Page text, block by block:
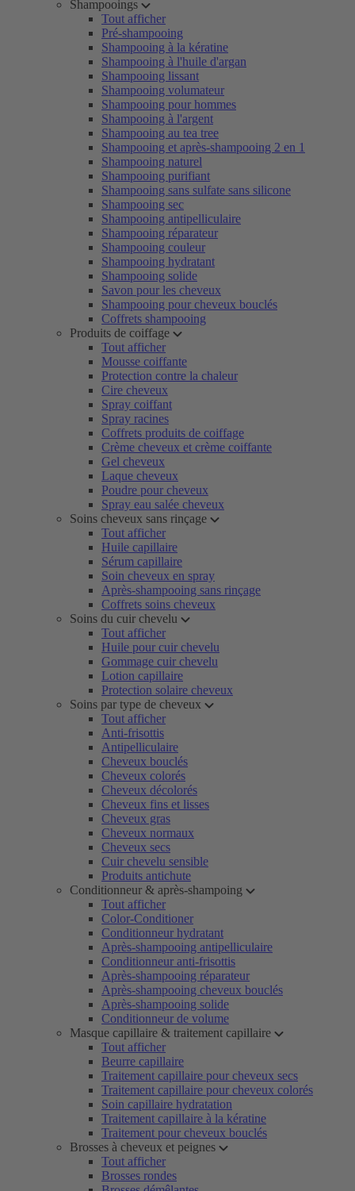
Shampooings
Tout afficher
Pré-shampooing
Shampooing à la kératine
Shampooing à l'huile d'argan
Shampooing lissant
Shampooing volumateur
Shampooing pour hommes
Shampooing à l'argent
Shampooing au tea tree
Shampooing et après-shampooing 2 en 1
Shampooing naturel
Shampooing purifiant
Shampooing sans sulfate sans silicone
Shampooing sec
Shampooing antipelliculaire
Shampooing réparateur
Shampooing couleur
Shampooing hydratant
Shampooing solide
Savon pour les cheveux
Shampooing pour cheveux bouclés
Coffrets shampooing
Produits de coiffage
Tout afficher
Mousse coiffante
Protection contre la chaleur
Cire cheveux
Spray coiffant
Spray racines
Coffrets produits de coiffage
Crème cheveux et crème coiffante
Gel cheveux
Laque cheveux
Poudre pour cheveux
Spray eau salée cheveux
Soins cheveux sans rinçage
Tout afficher
Huile capillaire
Sérum capillaire
Soin cheveux en spray
Après-shampooing sans rinçage
Coffrets soins cheveux
Soins du cuir chevelu
Tout afficher
Huile pour cuir chevelu
Gommage cuir chevelu
Lotion capillaire
Protection solaire cheveux
Soins par type de cheveux
Tout afficher
Anti-frisottis
Antipelliculaire
Cheveux bouclés
Cheveux colorés
Cheveux décolorés
Cheveux fins et lisses
Cheveux gras
Cheveux normaux
Cheveux secs
Cuir chevelu sensible
Produits antichute
Conditionneur & après-shampoing
Tout afficher
Color-Conditioner
Conditionneur hydratant
Après-shampooing antipelliculaire
Conditionneur anti-frisottis
Après-shampooing réparateur
Après-shampooing cheveux bouclés
Après-shampooing solide
Conditionneur de volume
Masque capillaire & traitement capillaire
Tout afficher
Beurre capillaire
Traitement capillaire pour cheveux secs
Traitement capillaire pour cheveux colorés
Soin capillaire hydratation
Traitement capillaire à la kératine
Traitement pour cheveux bouclés
Brosses à cheveux et peignes
Tout afficher
Brosses rondes